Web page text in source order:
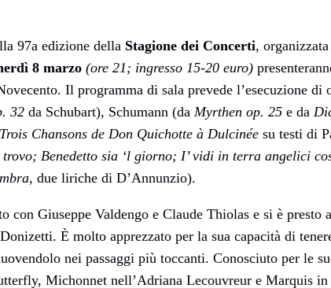
97a edizione della Stagione dei Concerti, organizzata
8 marzo (ore 21; ingresso 15-20 euro)
Il programma di sala prevede l’esecuzione di
32 da Schubart), Schumann (da Myrthen op. 25 e da
Trois Chansons de Don Quichotte à Dulcinée su testi di
Benedetto sia ‘l giorno; I’ vidi in terra angelici
, due liriche di D’Annunzio).
con Giuseppe Valdengo e Claude Thiolas e si è
È molto apprezzato per la sua capacità di
nei passaggi più toccanti. Conosciuto per le
Michonnet nell’Adriana Lecouvreur e Marquis